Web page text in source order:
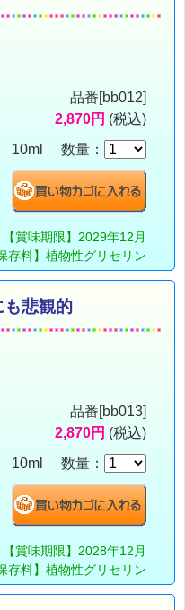
品番[bb012]
2,870円 (税込)
10ml 数量：
【賞味期限】2029年12月
保存料】植物性グリセリン
悲観的
品番[bb013]
2,870円 (税込)
10ml 数量：
【賞味期限】2028年12月
保存料】植物性グリセリン